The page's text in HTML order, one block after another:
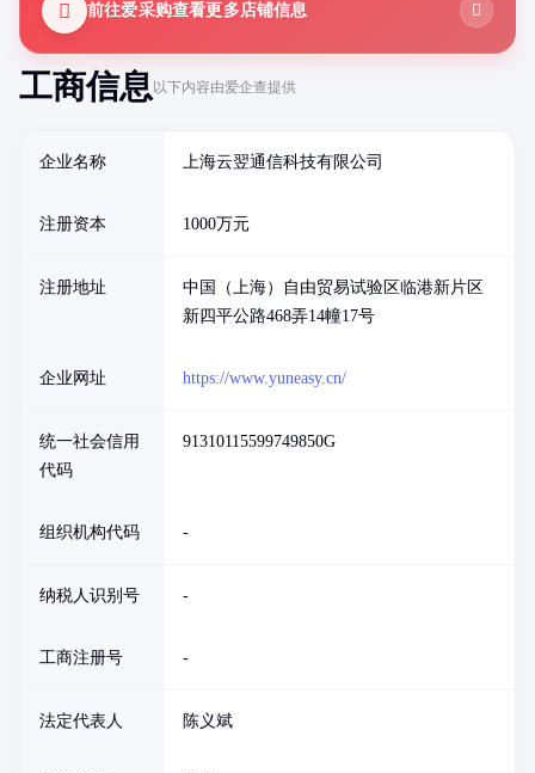
工商信息以下内容由爱企查提供
企业名称 上海云翌通信科技有限公司
注册资本 1000万元
注册地址
中国（上海）自由贸易试验区临港新片区
新四平公路468弄14幢17号
企业网址 https://www.yuneasy.cn/
统一社会信用
代码
91310115599749850G
组织机构代码 -
纳税人识别号 -
工商注册号 -
法定代表人 陈义斌
前往爱采购查看更多店铺信息